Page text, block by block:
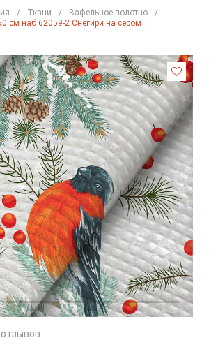
Ткани
Вафельное полотно
см наб 62059-2 Снегири на сером